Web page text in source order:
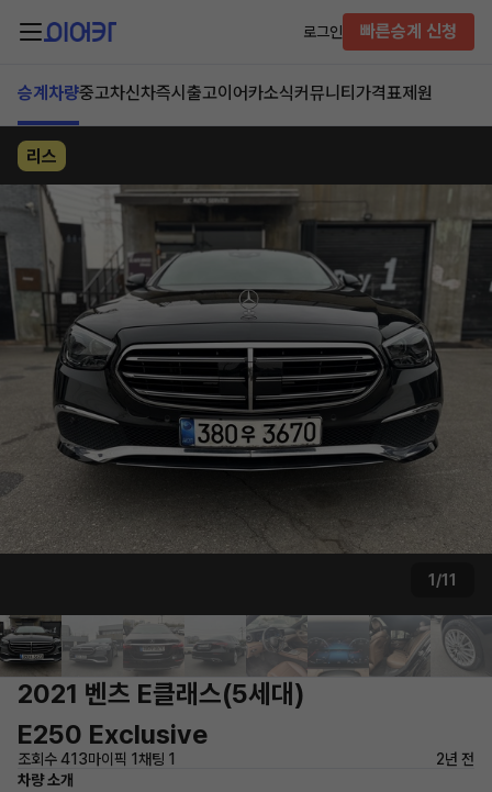
로그인 빠른승계 신청
승계차량중고차신차즉시출고이어카소식커뮤니티 가격표제원
리스
1/11
2021 벤츠 E클래스(5세대)
E250 Exclusive
조회수 413마이픽 1채팅 1
2년 전
차량 소개